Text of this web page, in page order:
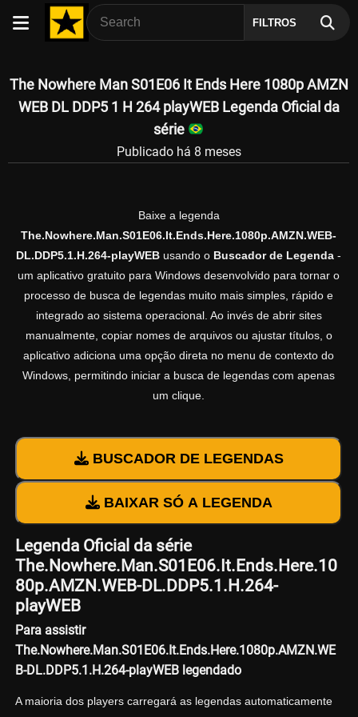
FILTROS
The Nowhere Man S01E06 It Ends Here 1080p AMZN
WEB DL DDP5 1 H 264 playWEB Legenda Oficial da
série
Publicado há 8 meses
Baixe a legenda
The.Nowhere.Man.S01E06.It.Ends.Here.1080p.AMZN.WEB-
DL.DDP5.1.H.264-playWEB usando o Buscador de Legenda -
um aplicativo gratuito para Windows desenvolvido para tornar o
processo de busca de legendas muito mais simples, rápido e
integrado ao sistema operacional. Ao invés de abrir sites
manualmente, copiar nomes de arquivos ou ajustar títulos, o
aplicativo adiciona uma opção direta no menu de contexto do
Windows, permitindo iniciar a busca de legendas com apenas
um clique.
BUSCADOR DE LEGENDAS
BAIXAR SÓ A LEGENDA
Legenda Oficial da série
The.Nowhere.Man.S01E06.It.Ends.Here.10
80p.AMZN.WEB-DL.DDP5.1.H.264-
playWEB
Para assistir
The.Nowhere.Man.S01E06.It.Ends.Here.1080p.AMZN.WE
B-DL.DDP5.1.H.264-playWEB legendado
A maioria dos players carregará as legendas automaticamente